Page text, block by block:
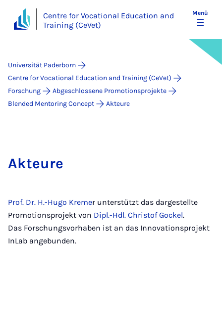
Centre for Vocational Education and
Training (CeVet)
Menü
Universität Paderborn
Centre for Vocational Education and Training (CeVet)
Forschung
Abgeschlossene Promotionsprojekte
Blended Mentoring Concept
Akteure
Akteure
Prof. Dr. H.-Hugo Kremer unterstützt das dargestellte
Promotionsprojekt von Dipl.-Hdl. Christof Gockel.
Das Forschungsvorhaben ist an das Innovationsprojekt
InLab angebunden.